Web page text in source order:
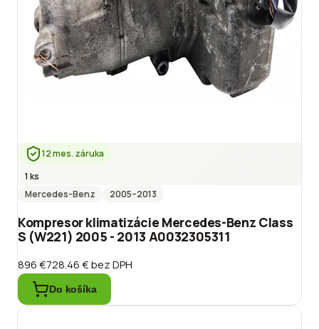
12 mes. záruka
1 ks
Mercedes-Benz
2005–2013
Kompresor klimatizácie Mercedes-Benz Class
S (W221) 2005 - 2013 A0032305311
896 €728.46 €bez DPH
Do košíka